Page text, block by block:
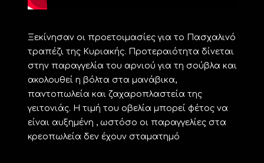
Ξεκίνησαν οι προετοιμασίες για το Πασχαλινό
τραπέζι της Κυριακής. Προτεραιότητα δίνεται
στην παραγγελία του αρνιού για τη σούβλα και
ακολουθεί η βόλτα στα μανάβικα,
παντοπωλεία και ζαχαροπλαστεία της
γειτονιάς. Η τιμή του οβελία μπορεί φέτος να
είναι αυξημένη , ωστόσο οι παραγγελίες στα
κρεοπωλεία δεν έχουν σταματημό